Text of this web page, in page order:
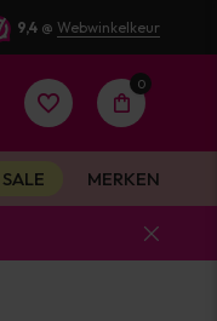
9,4 @ Webwinkelkeur
0
SALE MERKEN